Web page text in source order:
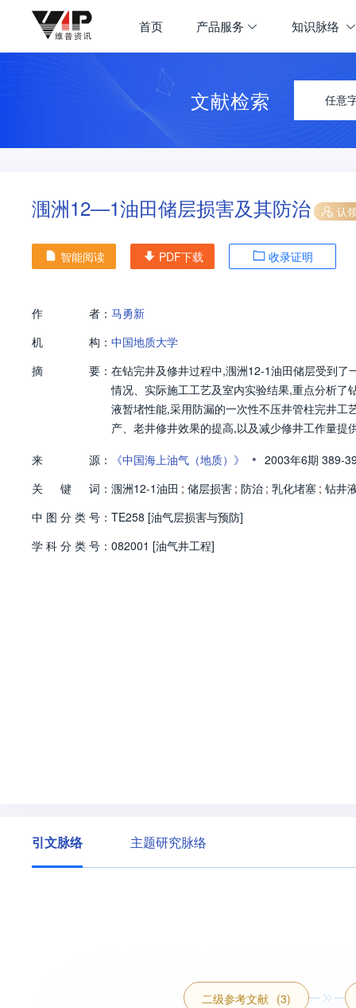
首页 产品服务 知识脉络
文献检索 任意
涠洲12—1油田储层损害及其防治 认
智能阅读 PDF下载 收录证明
作 者： 马勇新
机
构： 中国地质大学
摘
要： 在钻完井及修井过程中,涠洲12-1油田储层受到
情况、实际施工工艺及室内实验结果,重点分析
液暂堵性能,采用防漏的一次性不压井管柱完井
产、老井修井效果的提高,以及减少修井工作量
来
源： 《中国海上油气（地质）》 • 2003年6期 389-
关
键 词： 涠洲12-1油田 ; 储层损害 ; 防治 ; 乳化堵塞 ; 钻井
中 图 分 类 号： TE258 [油气层损害与预防]
学 科 分 类 号： 082001 [油气井工程]
引文脉络 主题研究脉络
二级参考文献 (3)